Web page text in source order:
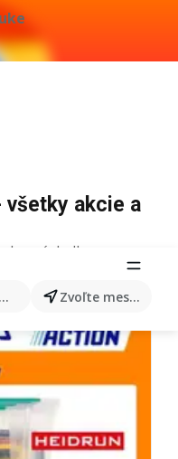
produkty... Zvoľte mesto
všetky akcie a
výsledky.